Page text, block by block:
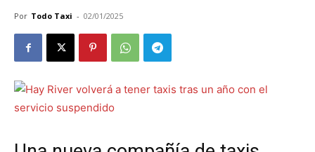
Por Todo Taxi - 02/01/2025